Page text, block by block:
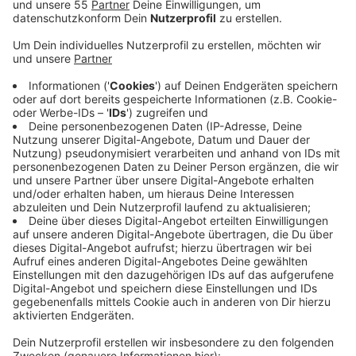
Anzeige
haben, die Retter dann aber so sehr angepöbelt haben,
dass sie sich Hilfe von der Polizei holen mussten. Der
24-Jährige und seine Freundin hätten Alkohol
getrunken, bis sie kollabierte. Als der von ihm gerufene
Krankenwagen kam, soll er sich dann aber immer
wieder zwischen die Retter und die Patientin
gedrängt, mit Anwälten gedroht und die Sanitäter
persönlich bedroht haben. Die Sanitäter riefen
schließlich die Polizei. Nachdem diese wieder ging, soll
der Mettmanner dann noch die Abfahrt des
Rettungswagens verhindert haben. Demnach
verlangte er unnötige Auskünfte, habe sich vor den
Wagen gestellt und ihn fotografiert, bis die Retter
wieder die Polizei riefen. Dem Mettmanner droht jetzt